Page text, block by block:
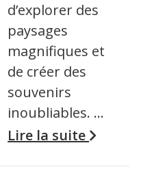
d’explorer des
paysages
magnifiques et
de créer des
souvenirs
inoubliables. …
Lire la suite